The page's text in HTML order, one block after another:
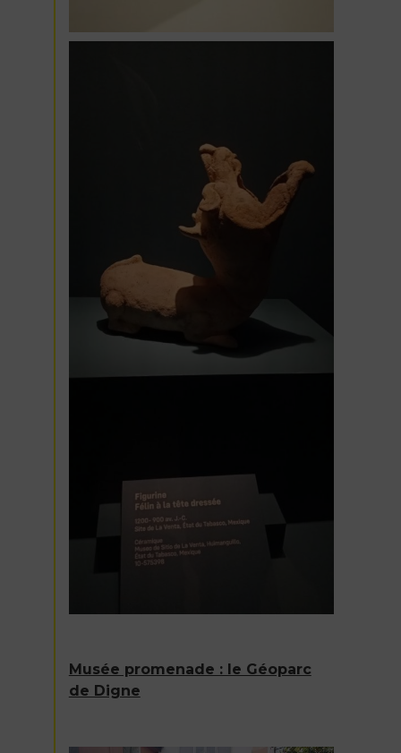
Musée promenade : le Géoparc
de Digne